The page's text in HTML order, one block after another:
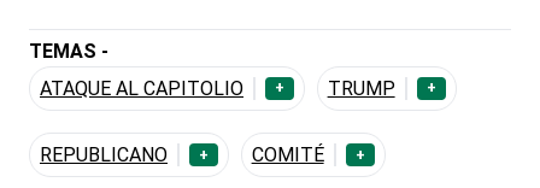
TEMAS -
ATAQUE AL CAPITOLIO
+ TRUMP +
REPUBLICANO + COMITÉ +